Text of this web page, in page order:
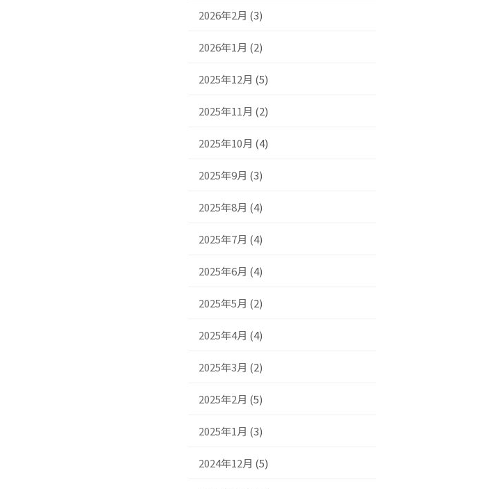
2026年2月 (3)
2026年1月 (2)
2025年12月 (5)
2025年11月 (2)
2025年10月 (4)
2025年9月 (3)
2025年8月 (4)
2025年7月 (4)
2025年6月 (4)
2025年5月 (2)
2025年4月 (4)
2025年3月 (2)
2025年2月 (5)
2025年1月 (3)
2024年12月 (5)